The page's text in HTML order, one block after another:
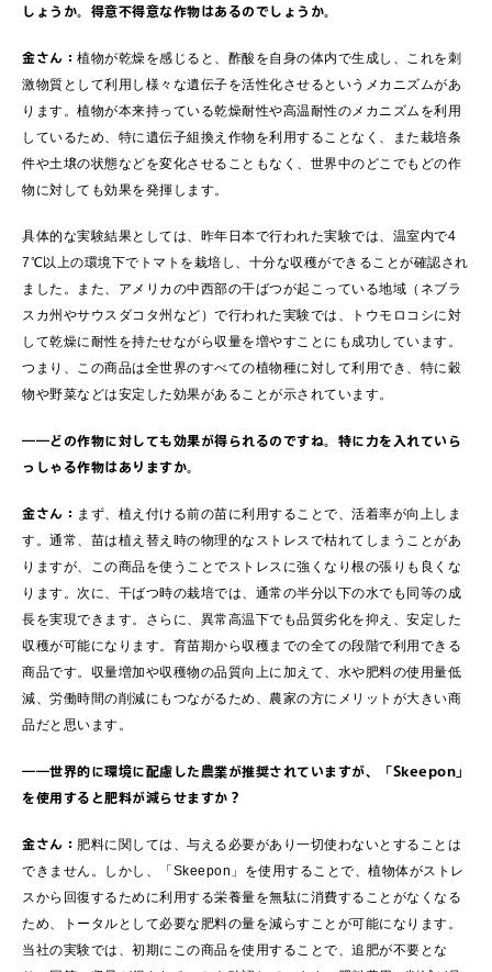
しょうか。得意不得意な作物はあるのでしょうか。
金さん： 植物が乾燥を感じると、酢酸を自身の体内で生成し、これを刺
激物質として利用し様々な遺伝子を活性化させるというメカニズムがあ
ります。植物が本来持っている乾燥耐性や高温耐性のメカニズムを利用
しているため、特に遺伝子組換え作物を利用することなく、また栽培条
件や土壌の状態などを変化させることもなく、世界中のどこでもどの作
物に対しても効果を発揮します。
具体的な実験結果としては、昨年日本で行われた実験では、温室内で4
7℃以上の環境下でトマトを栽培し、十分な収穫ができることが確認され
ました。また、アメリカの中西部の干ばつが起こっている地域（ネブラ
スカ州やサウスダコタ州など）で行われた実験では、トウモロコシに対
して乾燥に耐性を持たせながら収量を増やすことにも成功しています。
つまり、この商品は全世界のすべての植物種に対して利用でき、特に穀
物や野菜などは安定した効果があることが示されています。
――どの作物に対しても効果が得られるのですね。特に力を入れていら
っしゃる作物はありますか。
金さん： まず、植え付ける前の苗に利用することで、活着率が向上しま
す。通常、苗は植え替え時の物理的なストレスで枯れてしまうことがあ
りますが、この商品を使うことでストレスに強くなり根の張りも良くな
ります。次に、干ばつ時の栽培では、通常の半分以下の水でも同等の成
長を実現できます。さらに、異常高温下でも品質劣化を抑え、安定した
収穫が可能になります。育苗期から収穫までの全ての段階で利用できる
商品です。収量増加や収穫物の品質向上に加えて、水や肥料の使用量低
減、労働時間の削減にもつながるため、農家の方にメリットが大きい商
品だと思います。
――世界的に環境に配慮した農業が推奨されていますが、「Skeepon」
を使用すると肥料が減らせますか？
金さん： 肥料に関しては、与える必要があり一切使わないとすることは
できません。しかし、「Skeepon」を使用することで、植物体がストレ
スから回復するために利用する栄養量を無駄に消費することがなくなる
ため、トータルとして必要な肥料の量を減らすことが可能になります。
当社の実験では、初期にこの商品を使用することで、追肥が不要とな